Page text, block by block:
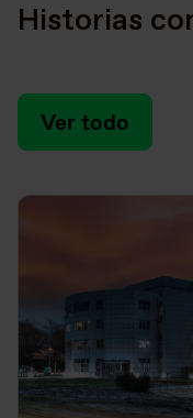
Historias
Ver todo